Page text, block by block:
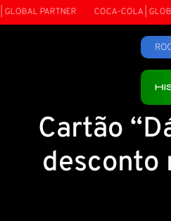
PARTNER COCA-COLA |
Cartão
desconto